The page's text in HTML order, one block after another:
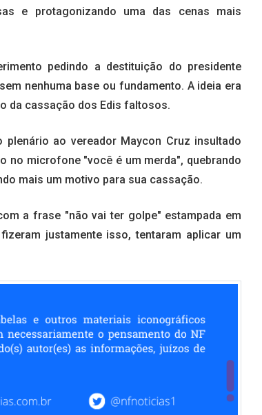
e protagonizando uma das cenas mais
pedindo a destituição do presidente
nenhuma base ou fundamento. A ideia era
da cassação dos Edis faltosos.
ao vereador Maycon Cruz insultado
no microfone "você é um merda", quebrando
mais um motivo para sua cassação.
a frase "não vai ter golpe" estampada em
justamente isso, tentaram aplicar um